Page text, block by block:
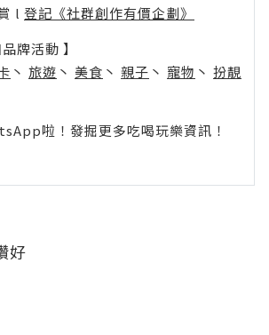
l 登記《社群創作有價企劃》
牌活動 】
丶 旅遊 丶 美食 丶 親子 丶 寵物 丶 扮靚
啦！發掘更多吃喝玩樂資訊！
好